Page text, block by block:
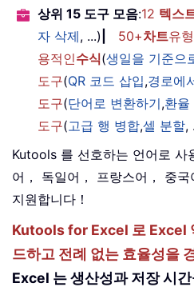
상위 15 도구 모음:12 텍스
자 삭제, ...) 50+차트유형
용적인수식(생일을 기준으
도구(QR 코드 삽입,경로에
도구(단어로 변환하기,환율
도구(고급 행 병합,셀 분할,
Kutools 를 선호하는 언어로 사
어， 독일어， 프랑스어， 중
지원합니다！
Kutools for Excel 로 Excel
드하고 전례 없는 효율성을
Excel 는 생산성과 저장 시